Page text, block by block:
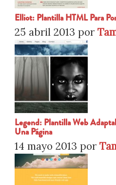
Elliot: Plantilla HTML Para
25 abril 2013 por
Legend: Plantilla Web
Una Página
14 mayo 2013 por